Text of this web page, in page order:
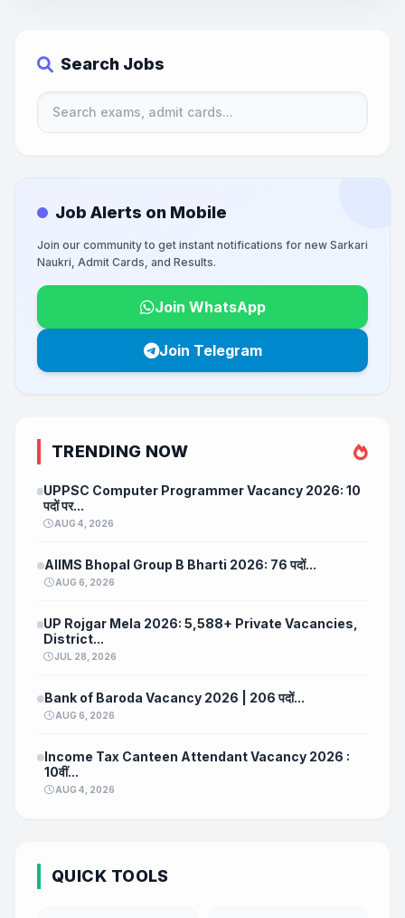
Search Jobs
Job Alerts on Mobile
Join our community to get instant notifications for new Sarkari
Naukri, Admit Cards, and Results.
Join WhatsApp
Join Telegram
TRENDING NOW
UPPSC Computer Programmer Vacancy 2026: 10
पदों पर...
AUG 4, 2026
AIIMS Bhopal Group B Bharti 2026: 76 पदों...
AUG 6, 2026
UP Rojgar Mela 2026: 5,588+ Private Vacancies,
District...
JUL 28, 2026
Bank of Baroda Vacancy 2026 | 206 पदों...
AUG 6, 2026
Income Tax Canteen Attendant Vacancy 2026 :
10वीं...
AUG 4, 2026
QUICK TOOLS